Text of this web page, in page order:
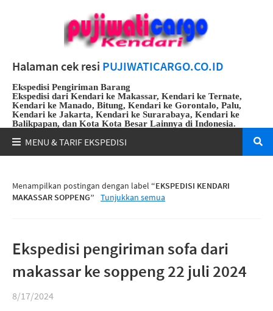
Halaman cek resi PUJIWATICARGO.CO.ID
Ekspedisi Pengiriman Barang
Ekspedisi dari Kendari ke Makassar, Kendari ke Ternate,
Kendari ke Manado, Bitung, Kendari ke Gorontalo, Palu,
Kendari ke Jakarta, Kendari ke Surarabaya, Kendari ke
Balikpapan, dan Kota Kota Besar Lainnya di Indonesia.
Menampilkan postingan dengan label
EKSPEDISI KENDARI
MAKASSAR SOPPENG
Tunjukkan semua
Ekspedisi pengiriman sofa dari
makassar ke soppeng 22 juli 2024
8/17/2024